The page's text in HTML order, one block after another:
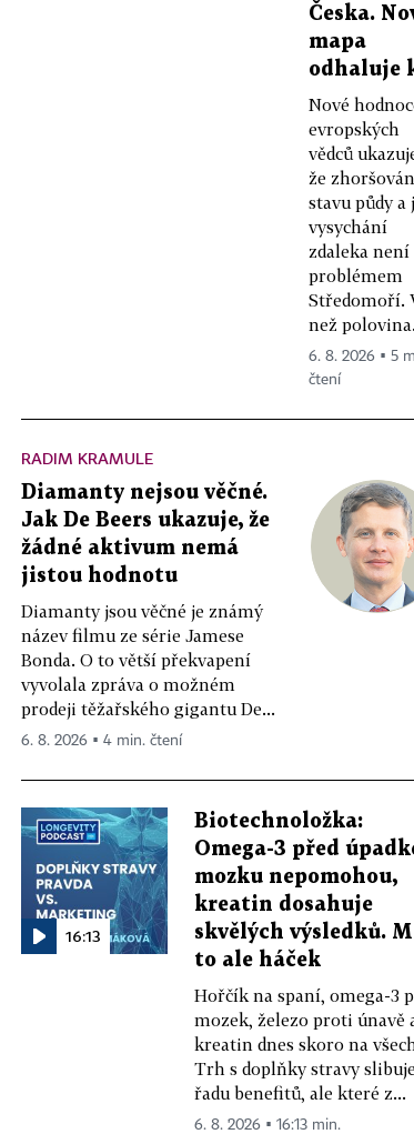
Česka.
mapa
odhaluje
Nové
evropských
vědců
že
stavu půdy a
vysychání
zdaleka není
problémem
Středomoří.
než
6. 8. 2026 ▪ 5
čtení
RADIM KRAMULE
Diamanty nejsou věčné.
Jak De Beers ukazuje, že
žádné aktivum nemá
jistou hodnotu
Diamanty jsou věčné je známý
název filmu ze série Jamese
Bonda. O to větší překvapení
vyvolala zpráva o možném
prodeji těžařského gigantu De...
6. 8. 2026 ▪ 4 min. čtení
16:13
Biotechnoložka:
Omega-3 před
mozku nepomohou,
kreatin dosahuje
skvělých výsledků.
to ale háček
Hořčík na spaní, omega-3
mozek, železo proti únavě
kreatin dnes skoro na
Trh s doplňky stravy
řadu benefitů, ale které z...
6. 8. 2026 ▪ 16:13 min.